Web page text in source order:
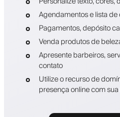
Agendamentos e lista de
Pagamentos, depósito
Venda produtos de
Apresente barbeiros,
contato
Utilize o recurso de
presença online com